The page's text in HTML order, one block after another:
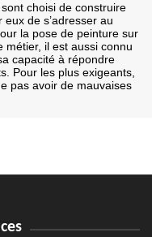
choisi de construire
de s’adresser au
la pose de peinture sur
métier, il est aussi connu
capacité à répondre
Pour les plus exigeants,
pas avoir de mauvaises